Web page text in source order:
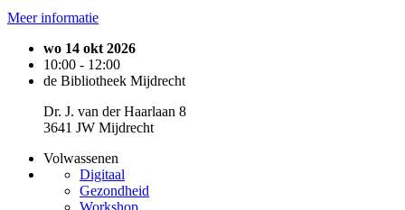
Meer informatie
wo 14 okt 2026
10:00 - 12:00
de Bibliotheek Mijdrecht
Dr. J. van der Haarlaan 8
3641 JW Mijdrecht
Volwassenen
Digitaal
Gezondheid
Workshop